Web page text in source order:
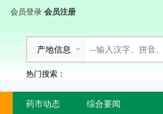
会员登录 会员注册
产地信息
热门搜索：
药市动态 综合要闻